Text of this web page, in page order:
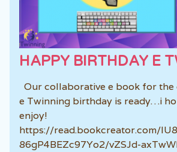
HAPPY BIRTHDAY E
Our collaborative e book for
e Twinning birthday is ready…i
enjoy!
https://read.bookcreator.com/
86gP4BEZc97Yo2/vZSJd-